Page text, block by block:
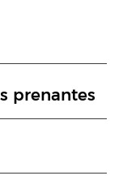
prenantes